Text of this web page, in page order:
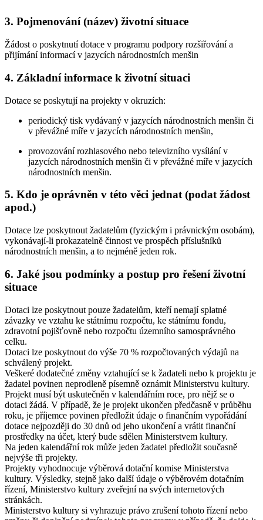
3. Pojmenování (název) životní situace
Žádost o poskytnutí dotace v programu podpory rozšiřování a
přijímání informací v jazycích národnostních menšin
4. Základní informace k životní situaci
Dotace se poskytují na projekty v okruzích:
periodický tisk vydávaný v jazycích národnostních menšin či
v převážné míře v jazycích národnostních menšin,
provozování rozhlasového nebo televizního vysílání v
jazycích národnostních menšin či v převážné míře v jazycích
národnostních menšin.
5. Kdo je oprávněn v této věci jednat (podat žádost
apod.)
Dotace lze poskytnout žadatelům (fyzickým i právnickým osobám),
vykonávají-li prokazatelně činnost ve prospěch příslušníků
národnostních menšin, a to nejméně jeden rok.
6. Jaké jsou podmínky a postup pro řešení životní
situace
Dotaci lze poskytnout pouze žadatelům, kteří nemají splatné
závazky ve vztahu ke státnímu rozpočtu, ke státnímu fondu,
zdravotní pojišťovně nebo rozpočtu územního samosprávného
celku.
Dotaci lze poskytnout do výše 70 % rozpočtovaných výdajů na
schválený projekt.
Veškeré dodatečné změny vztahující se k žadateli nebo k projektu je
žadatel povinen neprodleně písemně oznámit Ministerstvu kultury.
Projekt musí být uskutečněn v kalendářním roce, pro nějž se o
dotaci žádá. V případě, že je projekt ukončen předčasně v průběhu
roku, je příjemce povinen předložit údaje o finančním vypořádání
dotace nejpozději do 30 dnů od jeho ukončení a vrátit finanční
prostředky na účet, který bude sdělen Ministerstvem kultury.
Na jeden kalendářní rok může jeden žadatel předložit současně
nejvýše tři projekty.
Projekty vyhodnocuje výběrová dotační komise Ministerstva
kultury. Výsledky, stejně jako další údaje o výběrovém dotačním
řízení, Ministerstvo kultury zveřejní na svých internetových
stránkách.
Ministerstvo kultury si vyhrazuje právo zrušení tohoto řízení nebo